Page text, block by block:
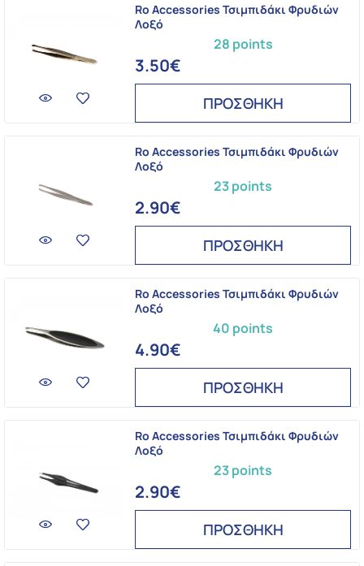
28 points
Ro Accessories Τσιμπιδάκι Φρυδιών
Λοξό
3.50€
ΠΡΟΣΘΗΚΗ
23 points
Ro Accessories Τσιμπιδάκι Φρυδιών
Λοξό
2.90€
ΠΡΟΣΘΗΚΗ
40 points
Ro Accessories Τσιμπιδάκι Φρυδιών
Λοξό
4.90€
ΠΡΟΣΘΗΚΗ
23 points
Ro Accessories Τσιμπιδάκι Φρυδιών
Λοξό
2.90€
ΠΡΟΣΘΗΚΗ